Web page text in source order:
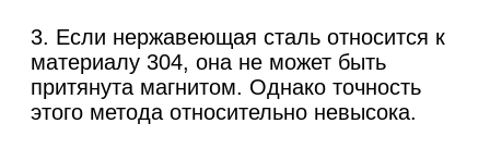
3. Если нержавеющая сталь относится к
материалу 304, она не может быть
притянута магнитом. Однако точность
этого метода относительно невысока.